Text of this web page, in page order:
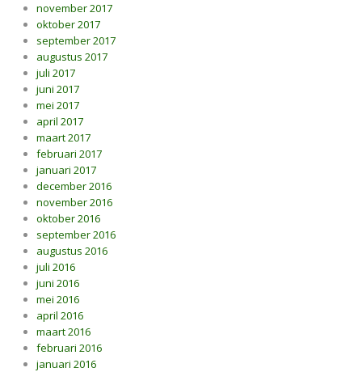
november 2017
oktober 2017
september 2017
augustus 2017
juli 2017
juni 2017
mei 2017
april 2017
maart 2017
februari 2017
januari 2017
december 2016
november 2016
oktober 2016
september 2016
augustus 2016
juli 2016
juni 2016
mei 2016
april 2016
maart 2016
februari 2016
januari 2016